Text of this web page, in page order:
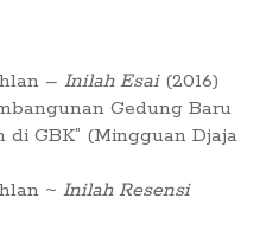
– Inilah Esai(2016)
Gedung Baru
GBK” (Mingguan Djaja
~ Inilah Resensi